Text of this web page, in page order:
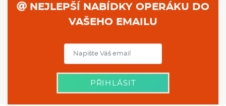
NEJLEPŠÍ NABÍDKY OPERÁKU DO
VAŠEHO EMAILU
PŘIHLÁSIT